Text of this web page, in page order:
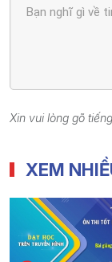
Xin vui lòng gõ
XEM